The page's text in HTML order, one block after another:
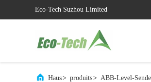
Eco-Tech Suzhou Limited
Haus> produits> ABB-Level-